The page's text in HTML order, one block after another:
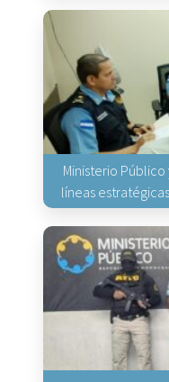
Ministerio
líneas